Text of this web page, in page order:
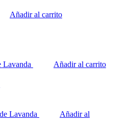
Añadir al carrito
Añadir al carrito
Añadir al